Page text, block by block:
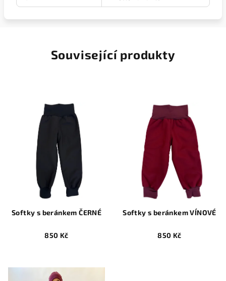
Související produkty
Softky s beránkem ČERNÉ
850 Kč
Softky s beránkem VÍNOVÉ
850 Kč